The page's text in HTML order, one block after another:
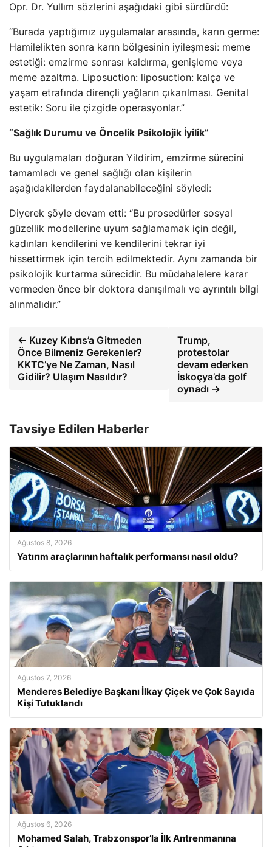
Opr. Dr. Yullım sözlerini aşağıdaki gibi sürdürdü:
“Burada yaptığımız uygulamalar arasında, karın germe:
Hamilelikten sonra karın bölgesinin iyileşmesi: meme
estetiği: emzirme sonrası kaldırma, genişleme veya
meme azaltma. Liposuction: liposuction: kalça ve
yaşam etrafında dirençli yağların çıkarılması. Genital
estetik: Soru ile çizgide operasyonlar.”
“Sağlık Durumu ve Öncelik Psikolojik İyilik”
Bu uygulamaları doğuran Yildirim, emzirme sürecini
tamamladı ve genel sağlığı olan kişilerin
aşağıdakilerden faydalanabileceğini söyledi:
Diyerek şöyle devam etti: “Bu prosedürler sosyal
güzellik modellerine uyum sağlamamak için değil,
kadınları kendilerini ve kendilerini tekrar iyi
hissettirmek için tercih edilmektedir. Aynı zamanda bir
psikolojik kurtarma sürecidir. Bu müdahalelere karar
vermeden önce bir doktora danışılmalı ve ayrıntılı bilgi
alınmalıdır.”
← Kuzey Kıbrıs’a Gitmeden
Önce Bilmeniz Gerekenler?
KKTC’ye Ne Zaman, Nasıl
Gidilir? Ulaşım Nasıldır?
Trump,
protestolar
devam ederken
İskoçya’da golf
oynadı →
Tavsiye Edilen Haberler
Ağustos 8, 2026
Yatırım araçlarının haftalık performansı nasıl oldu?
Ağustos 7, 2026
Menderes Belediye Başkanı İlkay Çiçek ve Çok Sayıda
Kişi Tutuklandı
Ağustos 6, 2026
Mohamed Salah, Trabzonspor’la İlk Antrenmanına